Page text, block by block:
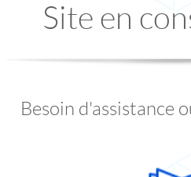
Site en
Besoin d'assistance